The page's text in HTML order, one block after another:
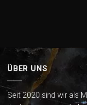
ÜBER UNS
Seit 2020 sind wir als